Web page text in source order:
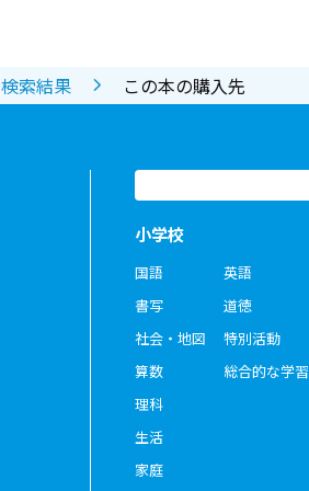
検索結果 この本の購入先
小学校
国語
書写
社会・地図
算数
理科
生活
家庭
英語
道徳
特別活動
総合的な学習